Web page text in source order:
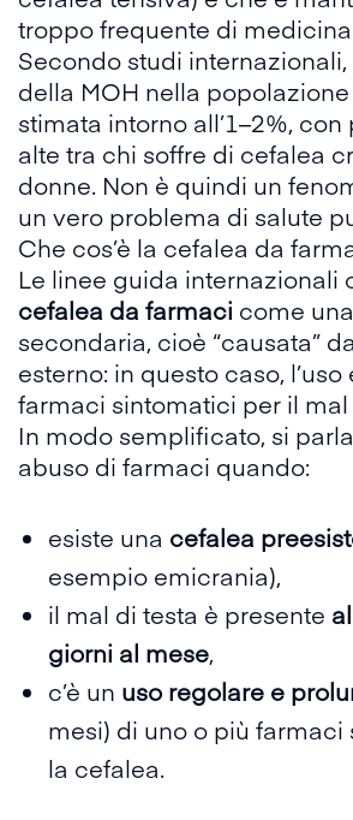
troppo frequente di
Secondo studi
della MOH nella
stimata intorno all’1–2%, con
alte tra chi soffre di cefalea
donne. Non è quindi un
un vero problema di salute
Che cos’è la cefalea da
Le linee guida internazionali
cefalea da farmaci come
secondaria, cioè “causata”
esterno: in questo caso,
farmaci sintomatici per il mal
In modo semplificato, si
abuso di farmaci quando:
esiste una cefalea
esempio emicrania),
il mal di testa è presente
giorni al mese,
c’è un uso regolare e
mesi) di uno o più
la cefalea.